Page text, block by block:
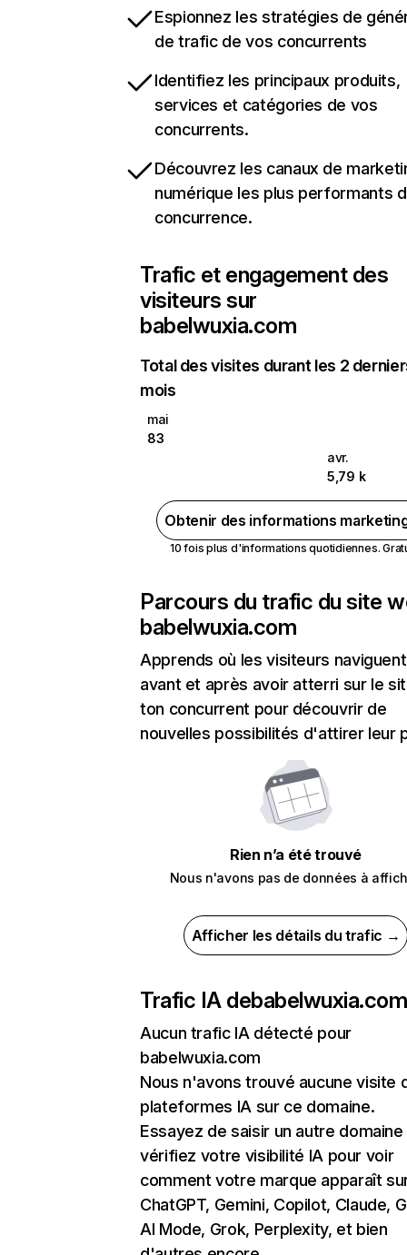
Espionnez les stratégies de
de trafic de vos concurrents
Identifiez les principaux produits,
services et catégories de vos
concurrents.
Découvrez les canaux de
numérique les plus performants
concurrence.
Trafic et engagement des
visiteurs sur
babelwuxia.com
Total des visites durant les 2
mois
mai
83
avr.
5,79 k
Obtenir des informations
10 fois plus d'informations quotidiennes.
Parcours du trafic du site
babelwuxia.com
Apprends où les visiteurs naviguent
avant et après avoir atterri sur le
ton concurrent pour découvrir de
nouvelles possibilités d'attirer leur
Rien n’a été trouvé
Nous n'avons pas de données à
Afficher les détails du trafic →
Trafic IA debabelwuxia.com
Aucun trafic IA détecté pour
babelwuxia.com
Nous n'avons trouvé aucune visite
plateformes IA sur ce domaine.
Essayez de saisir un autre domaine
vérifiez votre visibilité IA pour voir
comment votre marque apparaît
ChatGPT, Gemini, Copilot, Claude,
AI Mode, Grok, Perplexity, et bien